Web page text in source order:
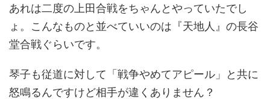
あれは二度の上田合戦をちゃんとやっていたでし
ょ。こんなものと並べていいのは『天地人』の長谷
堂合戦ぐらいです。
琴子も従道に対して「戦争やめてアピール」と共に
怒鳴るんですけど相手が違くありません？